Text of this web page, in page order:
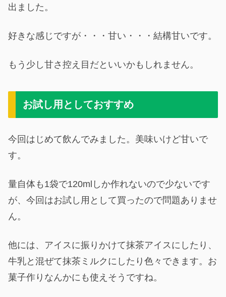
出ました。
好きな感じですが・・・甘い・・・結構甘いです。
もう少し甘さ控え目だといいかもしれません。
お試し用としておすすめ
今回はじめて飲んでみました。美味いけど甘いで
す。
量自体も1袋で120mlしか作れないので少ないです
が、今回はお試し用として買ったので問題ありませ
ん。
他には、アイスに振りかけて抹茶アイスにしたり、
牛乳と混ぜて抹茶ミルクにしたり色々できます。お
菓子作りなんかにも使えそうですね。